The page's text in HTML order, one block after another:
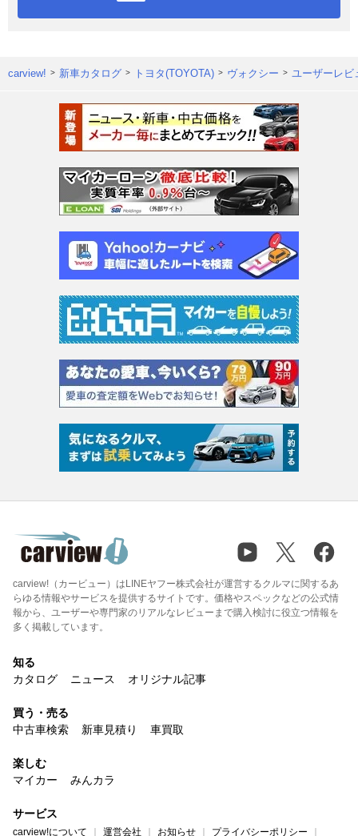
carview! 新車カタログ トヨタ(TOYOTA) ヴォクシー ユーザーレビ
carview!（カービュー）はLINEヤフー株式会社が運営するクルマに関するあ
らゆる情報やサービスを提供するサイトです。価格やスペックなどの公式情
報から、ユーザーや専門家のリアルなレビューまで購入検討に役立つ情報を
多く掲載しています。
知る
カタログ
ニュース オリジナル記事
買う・売る
中古車検索
新車見積り 車買取
楽しむ
マイカー
みんカラ
サービス
carview!について 運営会社 お知らせ プライバシーポリシー